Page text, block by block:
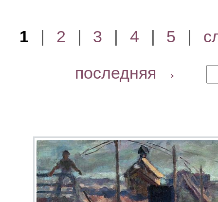
1 | 2 | 3 | 4 | 5 |
последняя →